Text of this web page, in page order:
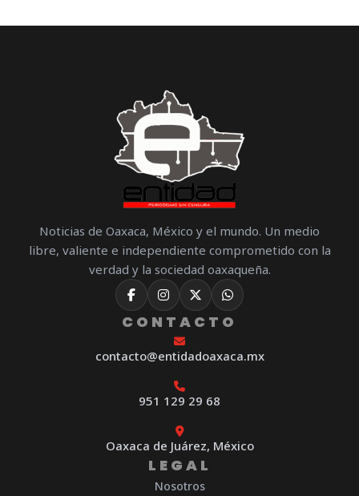
Noticias de Oaxaca, México y el mundo. Un medio
libre, valiente e independiente comprometido con la
verdad y la sociedad oaxaqueña.
CONTACTO
contacto@entidadoaxaca.mx
951 129 29 68
Oaxaca de Juárez, México
LEGAL
Nosotros